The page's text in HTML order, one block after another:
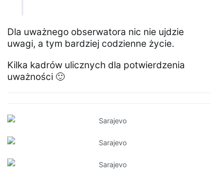
Dla uważnego obserwatora nic nie ujdzie
uwagi, a tym bardziej codzienne życie.
Kilka kadrów ulicznych dla potwierdzenia
uważności 🙂